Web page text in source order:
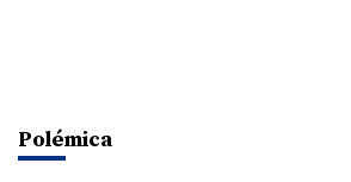
Polémica